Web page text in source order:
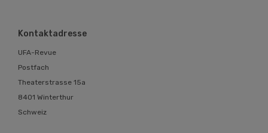
Kontaktadresse
UFA-Revue
Postfach
Theaterstrasse 15a
8401 Winterthur
Schweiz